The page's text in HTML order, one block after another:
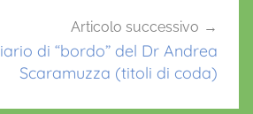
Articolo successivo
di “bordo” del Dr Andrea
Scaramuzza (titoli di coda)